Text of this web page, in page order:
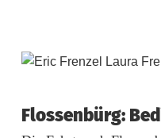
Flossenbürg: